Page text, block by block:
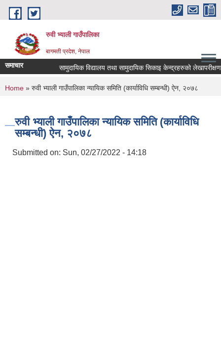
Skip to main content
रुवी भ्याली गाउँपालिका
बागमती प्रदेश, नेपाल
समाचार सामुदायिक विद्यालय तथा सामुदायिक सिकाइ केन्द्रहरुको
You are here
Home » रुवी भ्याली गाउँपालिका न्यायिक समिति (कार्याविधि सम्बन्धी) ऐन, २०७८
रुवी भ्याली गाउँपालिका न्यायिक समिति (कार्याविधि
सम्बन्धी) ऐन, २०७८
Submitted on: Sun, 02/27/2022 - 14:18